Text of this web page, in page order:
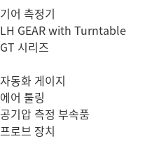
기어 측정기
LH GEAR with Turntable
GT 시리즈
자동화 게이지
에어 툴링
공기압 측정 부속품
프로브 장치